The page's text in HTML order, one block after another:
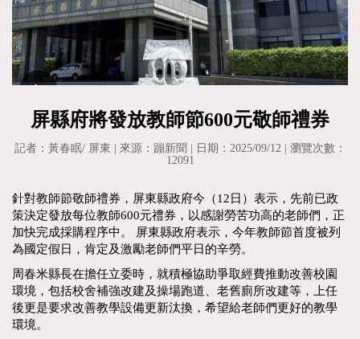
n
屏縣府將發放教師節600元敬師禮券
記者：黃春眠/ 屏東 | 來源：蹦新聞 | 日期：2025/09/12 | 瀏覽次數：
12091
針對教師節敬師禮券，屏東縣政府今（12日）表示，先前已政
策決定發放每位教師600元禮券，以感謝勞苦功高的老師們，正
加快完成採購程序中。 屏東縣政府表示，今年教師節首度被列
為國定假日，肯定及激勵老師們平日的辛勞。
周春米縣長在擔任立委時，就積極協助爭取經費推動改善校園
環境，包括校舍補強改建及操場跑道、老舊廁所改建等，上任
後更是要求改善教學設備更新汰換，希望給老師們更好的教學
環境。